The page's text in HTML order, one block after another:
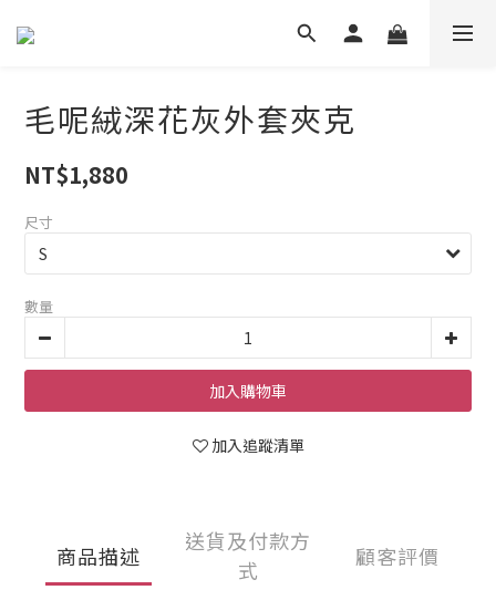
毛呢絨深花灰外套夾克
NT$1,880
尺寸
數量
加入購物車
加入追蹤清單
商品描述
送貨及付款方
式
顧客評價